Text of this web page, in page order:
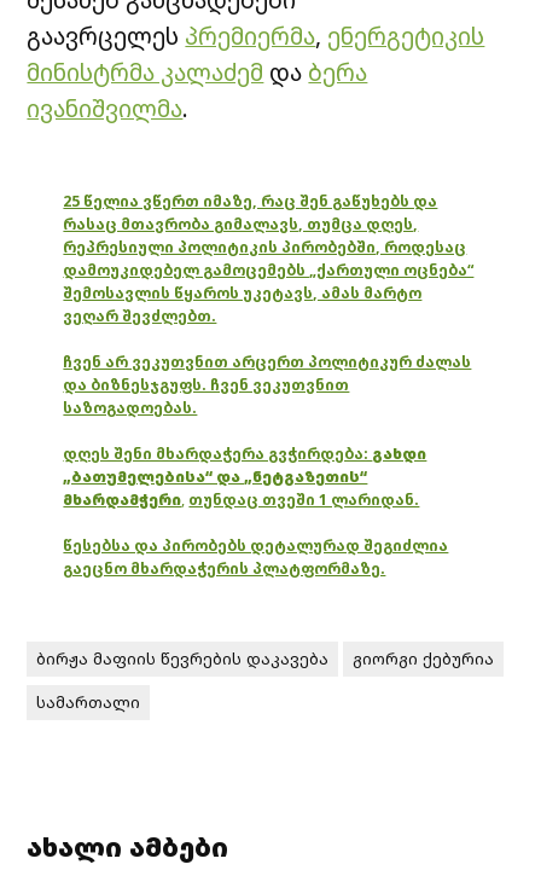
გაავრცელეს პრემიერმა, ენერგეტიკის
მინისტრმა კალაძემ და ბერა
ივანიშვილმა.
25 წელია ვწერთ იმაზე, რაც შენ გაწუხებს და
რასაც მთავრობა გიმალავს, თუმცა დღეს,
რეპრესიული პოლიტიკის პირობებში, როდესაც
დამოუკიდებელ გამოცემებს „ქართული ოცნება“
შემოსავლის წყაროს უკეტავს, ამას მარტო
ვეღარ შევძლებთ.
ჩვენ არ ვეკუთვნით არცერთ პოლიტიკურ ძალას
და ბიზნესჯგუფს. ჩვენ ვეკუთვნით
საზოგადოებას.
დღეს შენი მხარდაჭერა გვჭირდება: გახდი
„ბათუმელებისა“ და „ნეტგაზეთის“
მხარდამჭერი, თუნდაც თვეში 1 ლარიდან.
წესებსა და პირობებს დეტალურად შეგიძლია
გაეცნო მხარდაჭერის პლატფორმაზე.
ბირჟა მაფიის წევრების დაკავება
გიორგი ქებურია
სამართალი
ახალი ამბები